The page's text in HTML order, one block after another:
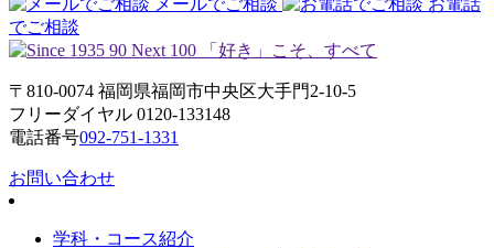
でご相談
〒810-0074 福岡県福岡市中央区大手門2-10-5
フリーダイヤル 0120-133148
電話番号092-751-1331
お問い合わせ
学科・コース紹介